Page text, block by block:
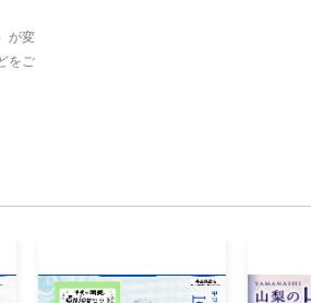
が変
をご